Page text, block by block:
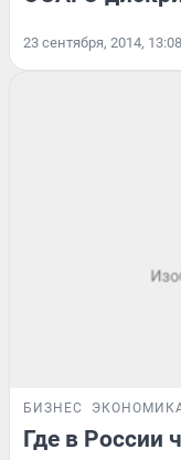
23 сентября, 2014, 13:08
БИЗНЕС
Где в России